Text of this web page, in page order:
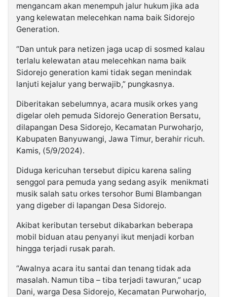
mengancam akan menempuh jalur hukum jika ada
yang kelewatan melecehkan nama baik Sidorejo
Generation.
“Dan untuk para netizen jaga ucap di sosmed kalau
terlalu kelewatan atau melecehkan nama baik
Sidorejo generation kami tidak segan menindak
lanjuti kejalur yang berwajib,” pungkasnya.
Diberitakan sebelumnya, acara musik orkes yang
digelar oleh pemuda Sidorejo Generation Bersatu,
dilapangan Desa Sidorejo, Kecamatan Purwoharjo,
Kabupaten Banyuwangi, Jawa Timur, berahir ricuh.
Kamis, (5/9/2024).
Diduga kericuhan tersebut dipicu karena saling
senggol para pemuda yang sedang asyik menikmati
musik salah satu orkes tersohor Bumi Blambangan
yang digeber di lapangan Desa Sidorejo.
Akibat keributan tersebut dikabarkan beberapa
mobil biduan atau penyanyi ikut menjadi korban
hingga terjadi rusak parah.
“Awalnya acara itu santai dan tenang tidak ada
masalah. Namun tiba – tiba terjadi tawuran,” ucap
Dani, warga Desa Sidorejo, Kecamatan Purwoharjo,